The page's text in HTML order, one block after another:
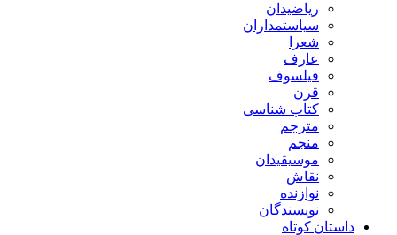
ریاضیدان
سیاستمداران
شعرا
عارف
فیلسوف
قرن
کتاب شناسی
مترجم
منجم
موسیقیدان
نقاش
نوازنده
نویسندگان
داستان کوتاه